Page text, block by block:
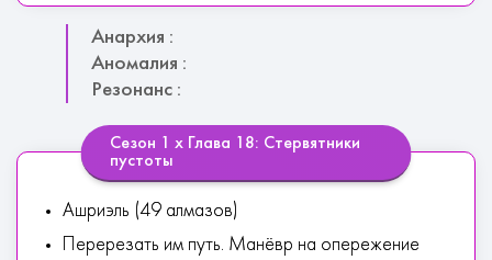
Анархия :
Аномалия :
Резонанс :
Сезон 1 х Глава 18: Стервятники
пустоты
Ашриэль (49 алмазов)
Перерезать им путь. Манёвр на опережение